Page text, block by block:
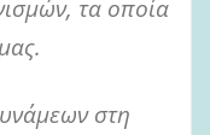
τα οποία
στη